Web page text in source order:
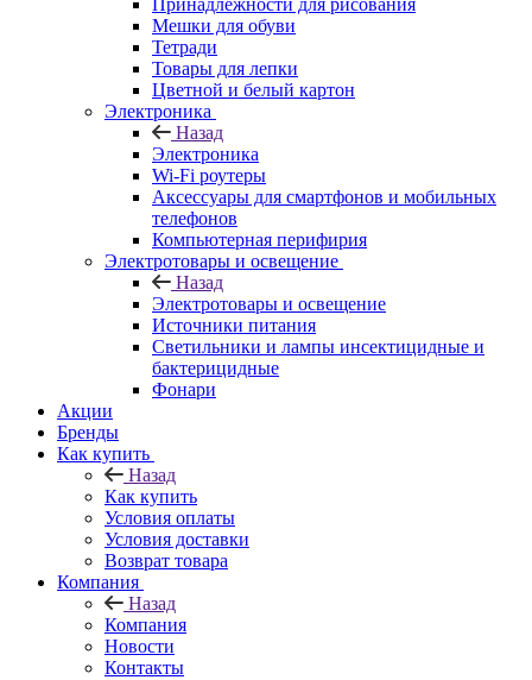
Принадлежности для рисования
Мешки для обуви
Тетради
Товары для лепки
Цветной и белый картон
Электроника
Назад
Электроника
Wi-Fi роутеры
Аксессуары для смартфонов и мобильных
телефонов
Компьютерная перифирия
Электротовары и освещение
Назад
Электротовары и освещение
Источники питания
Светильники и лампы инсектицидные и
бактерицидные
Фонари
Акции
Бренды
Как купить
Назад
Как купить
Условия оплаты
Условия доставки
Возврат товара
Компания
Назад
Компания
Новости
Контакты